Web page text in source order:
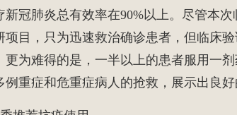
新冠肺炎总有效率在90%以上。尽管本
项目，只为迅速救治确诊患者，但临床
更为难得的是，一半以上的患者服用一
例重症和危重症病人的抢救，展示出良好